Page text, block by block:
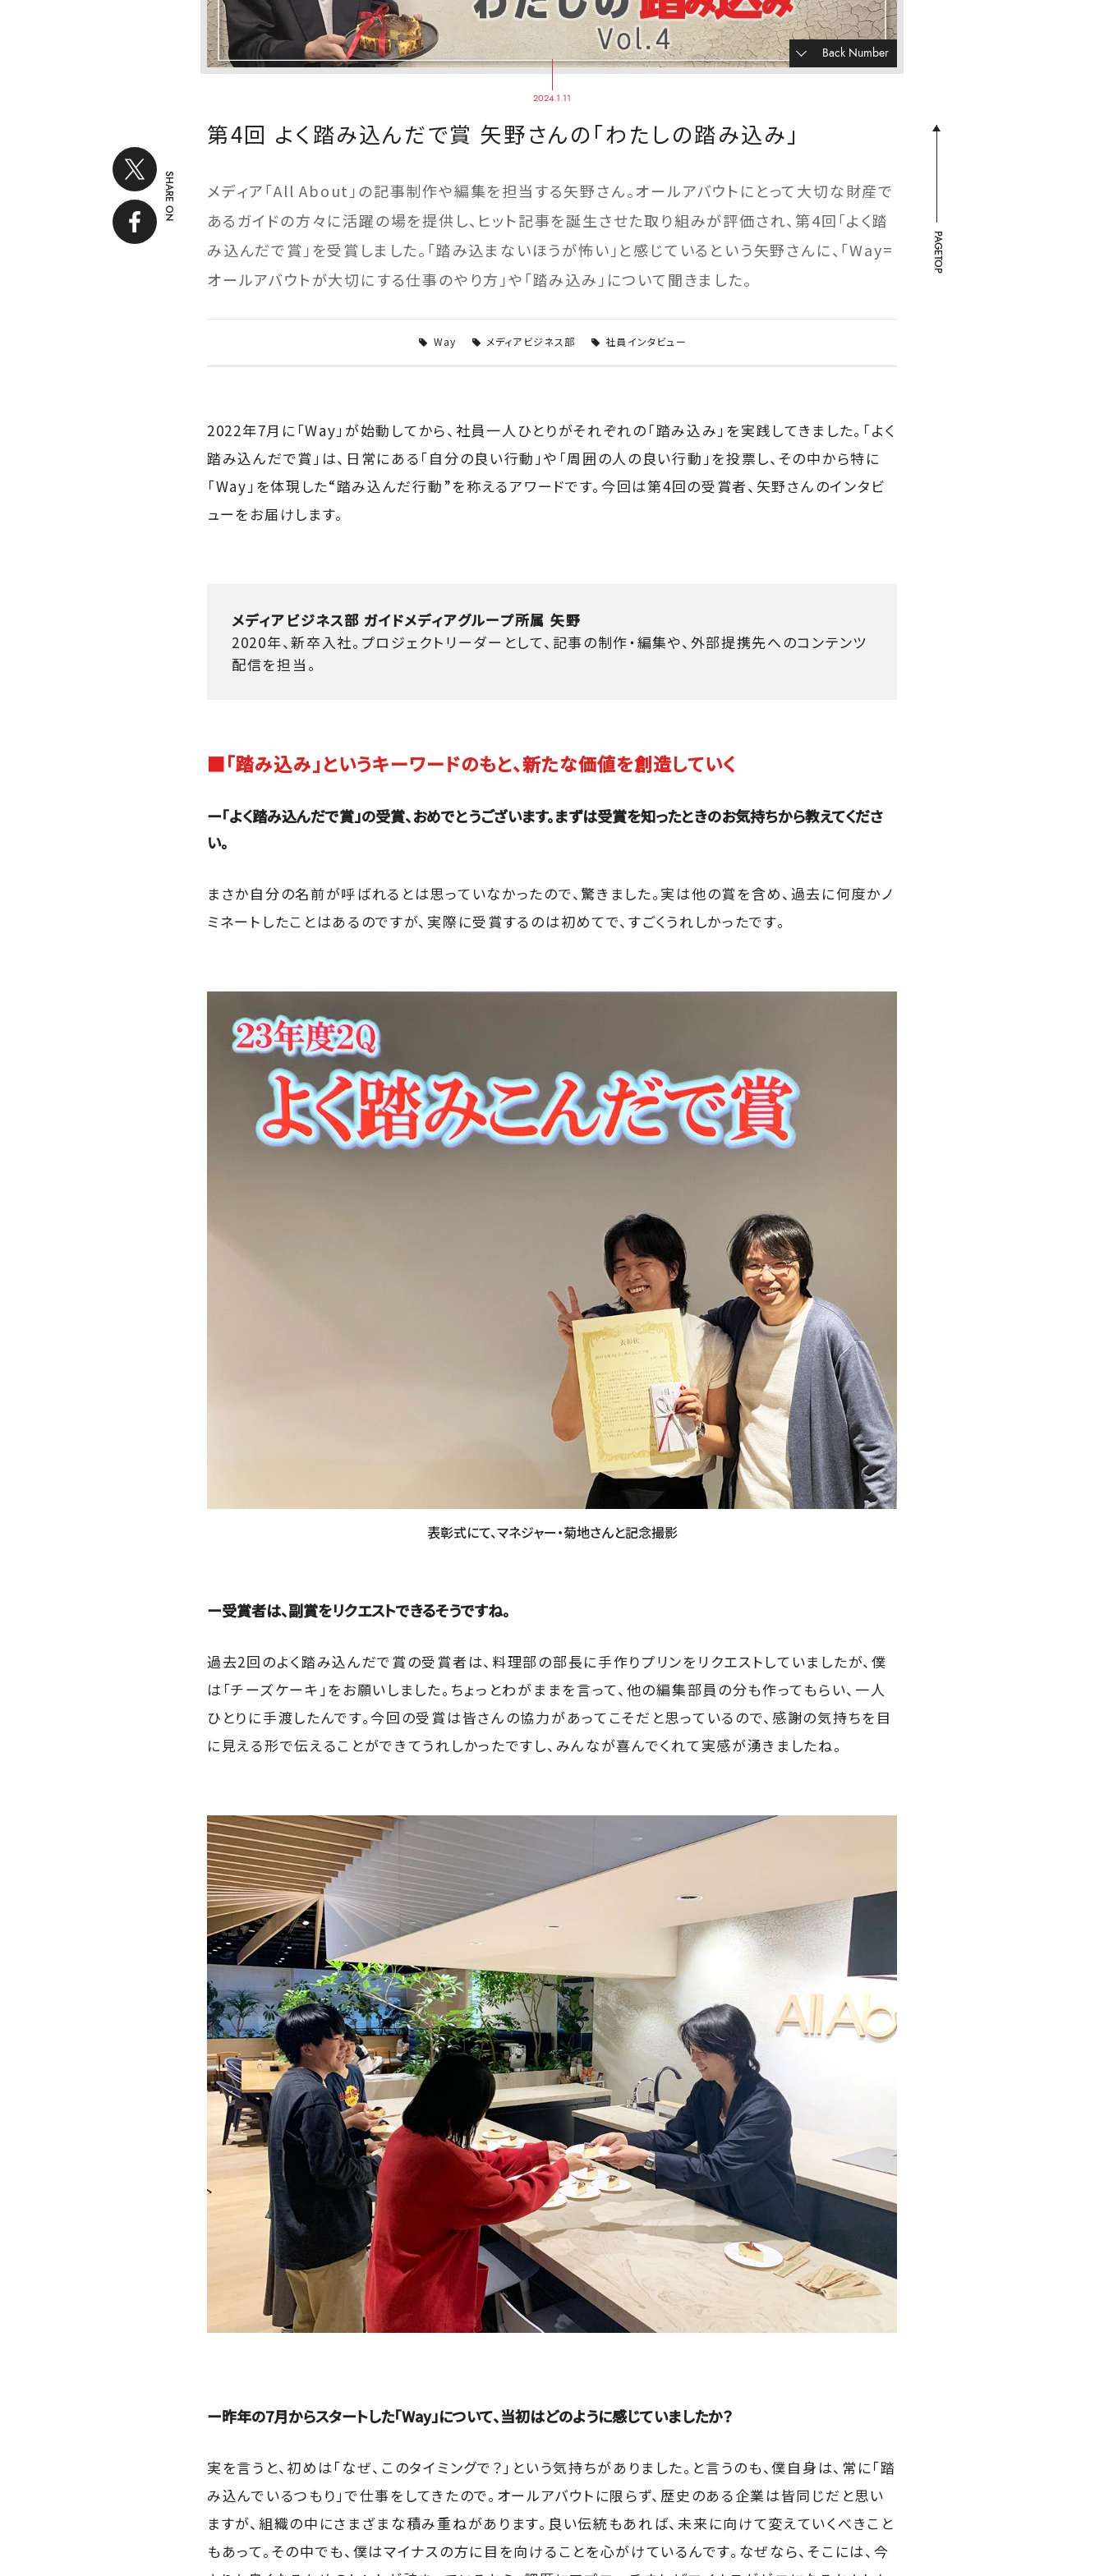
Back Number
2024.1.11
SHARE ON
第4回 よく踏み込んだで賞 矢野さんの「わたしの踏み込み」
メディア「All About」の記事制作や編集を担当する矢野さん。オールアバウトにとって大切な財産で
あるガイドの方々に活躍の場を提供し、ヒット記事を誕生させた取り組みが評価され、第4回「よく踏
み込んだで賞」を受賞しました。「踏み込まないほうが怖い」と感じているという矢野さんに、「Way=
オールアバウトが大切にする仕事のやり方」や「踏み込み」について聞きました。
Way メディアビジネス部 社員インタビュー
2022年7月に「Way」が始動してから、社員一人ひとりがそれぞれの「踏み込み」を実践してきました。「よく
踏み込んだで賞」は、日常にある「自分の良い行動」や「周囲の人の良い行動」を投票し、その中から特に
「Way」を体現した“踏み込んだ行動”を称えるアワードです。今回は第4回の受賞者、矢野さんのインタビ
ューをお届けします。
メディアビジネス部 ガイドメディアグループ所属 矢野
2020年、新卒入社。プロジェクトリーダーとして、記事の制作・編集や、外部提携先へのコンテンツ
配信を担当。
■「踏み込み」というキーワードのもと、新たな価値を創造していく
ー「よく踏み込んだで賞」の受賞、おめでとうございます。まずは受賞を知ったときのお気持ちから教えてくださ
い。
まさか自分の名前が呼ばれるとは思っていなかったので、驚きました。実は他の賞を含め、過去に何度かノ
ミネートしたことはあるのですが、実際に受賞するのは初めてで、すごくうれしかったです。
表彰式にて、マネジャー・菊地さんと記念撮影
ー受賞者は、副賞をリクエストできるそうですね。
過去2回のよく踏み込んだで賞の受賞者は、料理部の部長に手作りプリンをリクエストしていましたが、僕
は「チーズケーキ」をお願いしました。ちょっとわがままを言って、他の編集部員の分も作ってもらい、一人
ひとりに手渡したんです。今回の受賞は皆さんの協力があってこそだと思っているので、感謝の気持ちを目
に見える形で伝えることができてうれしかったですし、みんなが喜んでくれて実感が湧きましたね。
ー昨年の7月からスタートした「Way」について、当初はどのように感じていましたか？
実を言うと、初めは「なぜ、このタイミングで？」という気持ちがありました。と言うのも、僕自身は、常に「踏
み込んでいるつもり」で仕事をしてきたので。オールアバウトに限らず、歴史のある企業は皆同じだと思い
ますが、組織の中にさまざまな積み重ねがあります。良い伝統もあれば、未来に向けて変えていくべきこと
もあって。その中でも、僕はマイナスの方に目を向けることを心がけているんです。なぜなら、そこには、今
PAGETOP